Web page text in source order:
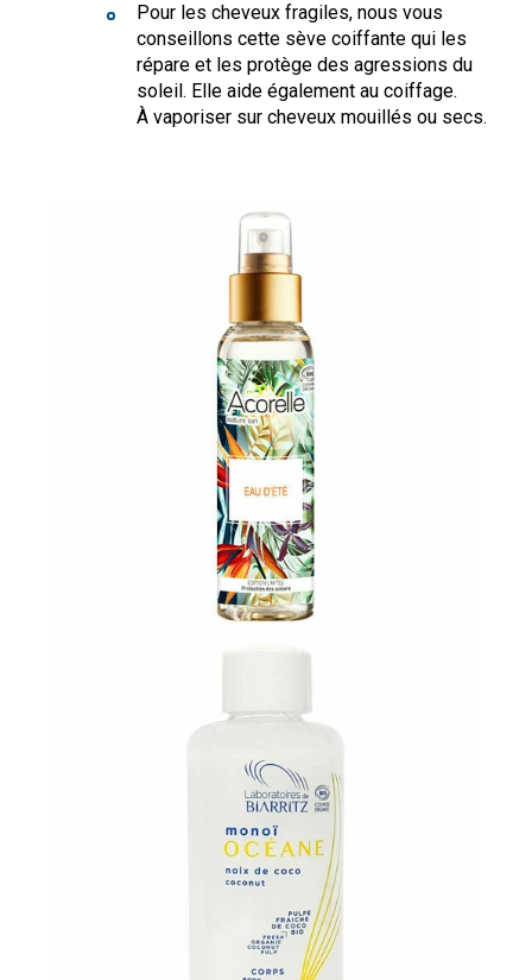
Pour les cheveux fragiles, nous vous
conseillons cette sève coiffante qui les
répare et les protège des agressions du
soleil. Elle aide également au coiffage.
À vaporiser sur cheveux mouillés ou secs.